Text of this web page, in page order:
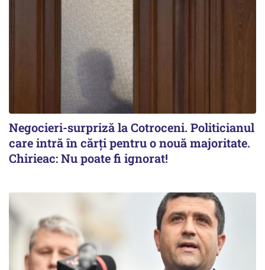
Negocieri-surpriză la Cotroceni. Politicianul
care intră în cărți pentru o nouă majoritate.
Chirieac: Nu poate fi ignorat!